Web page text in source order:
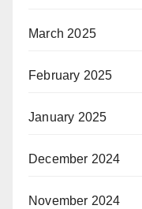
March 2025
February 2025
January 2025
December 2024
November 2024